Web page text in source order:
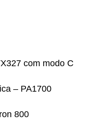
com modo C
– PA1700
800